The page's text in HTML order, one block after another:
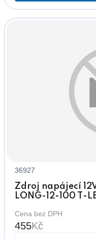
36927
Zdroj napájecí
LONG-12-100 T-
Cena bez DPH
455Kč